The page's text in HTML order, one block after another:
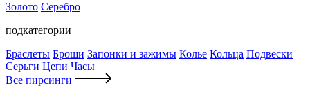
Золото Серебро
подкатегории
Браслеты Броши Запонки и зажимы Колье Кольца Подвески
Серьги Цепи Часы
Все пирсинги